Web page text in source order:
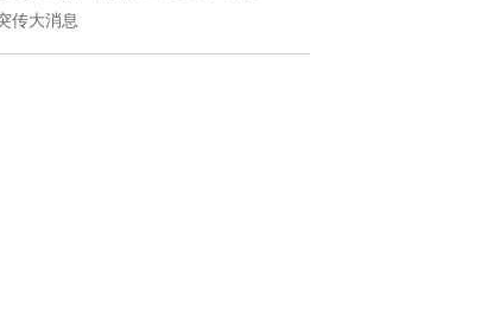
传大消息